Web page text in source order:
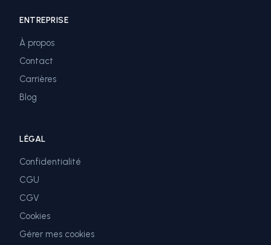
ENTREPRISE
À propos
Contact
Carrières
Blog
LÉGAL
Confidentialité
CGU
CGV
Cookies
Gérer mes cookies